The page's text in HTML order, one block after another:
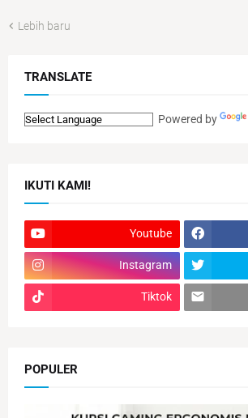
Lebih baru
TRANSLATE
Powered by
IKUTI KAMI!
Youtube
Instagram
Tiktok
POPULER